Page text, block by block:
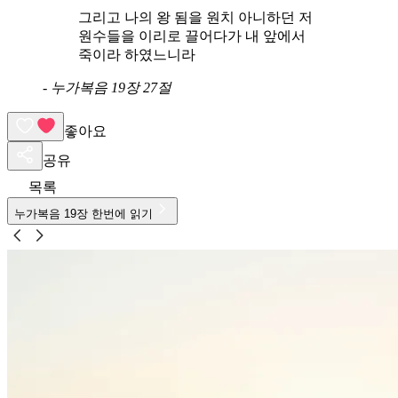
그리고 나의 왕 됨을 원치 아니하던 저
원수들을 이리로 끌어다가 내 앞에서
죽이라 하였느니라
- 누가복음 19장 27절
좋아요
공유
목록
누가복음 19장 한번에 읽기